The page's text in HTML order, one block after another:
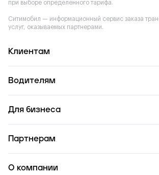
при выборе определенного тарифа.
Ситимобил — информационный сервис заказа
услуг, оказываемых партнерами.
Клиентам
Водителям
Для бизнеса
Партнерам
О компании